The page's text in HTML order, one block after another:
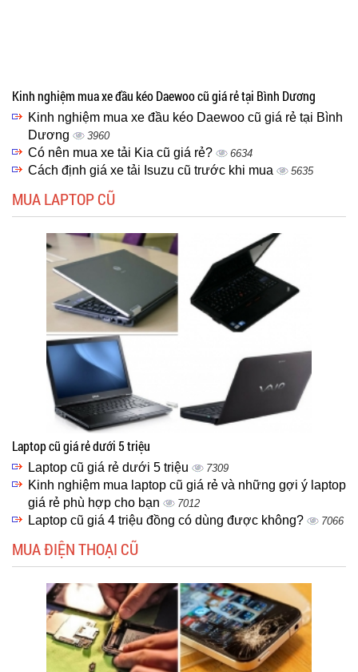
Kinh nghiệm mua xe đầu kéo Daewoo cũ giá rẻ tại Bình Dương
Kinh nghiệm mua xe đầu kéo Daewoo cũ giá rẻ tại Bình
Dương
3960
Có nên mua xe tải Kia cũ giá rẻ? 6634
Cách định giá xe tải Isuzu cũ trước khi mua 5635
MUA LAPTOP CŨ
Laptop cũ giá rẻ dưới 5 triệu
Laptop cũ giá rẻ dưới 5 triệu 7309
Kinh nghiệm mua laptop cũ giá rẻ và những gợi ý laptop
giá rẻ phù hợp cho bạn
7012
Laptop cũ giá 4 triệu đồng có dùng được không? 7066
MUA ĐIỆN THOẠI CŨ